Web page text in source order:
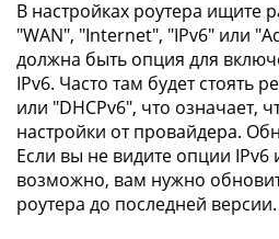
В настройках роутера ищите
"WAN", "Internet", "IPv6" или
должна быть опция для
IPv6. Часто там будет стоять
или "DHCPv6", что означает,
настройки от провайдера.
Если вы не видите опции IPv6
возможно, вам нужно
роутера до последней версии.